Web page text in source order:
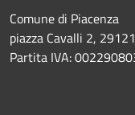
Comune di Piacenza
piazza Cavalli 2,
Partita IVA: